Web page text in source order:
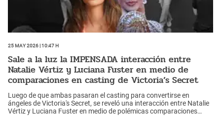
25 May 2026 | 10:47 h
Sale a la luz la IMPENSADA interacción entre
Natalie Vértiz y Luciana Fuster en medio de
comparaciones en casting de Victoria’s Secret
Luego de que ambas pasaran el casting para convertirse en
ángeles de Victoria's Secret, se reveló una interacción entre Natalie
Vértiz y Luciana Fuster en medio de polémicas comparaciones